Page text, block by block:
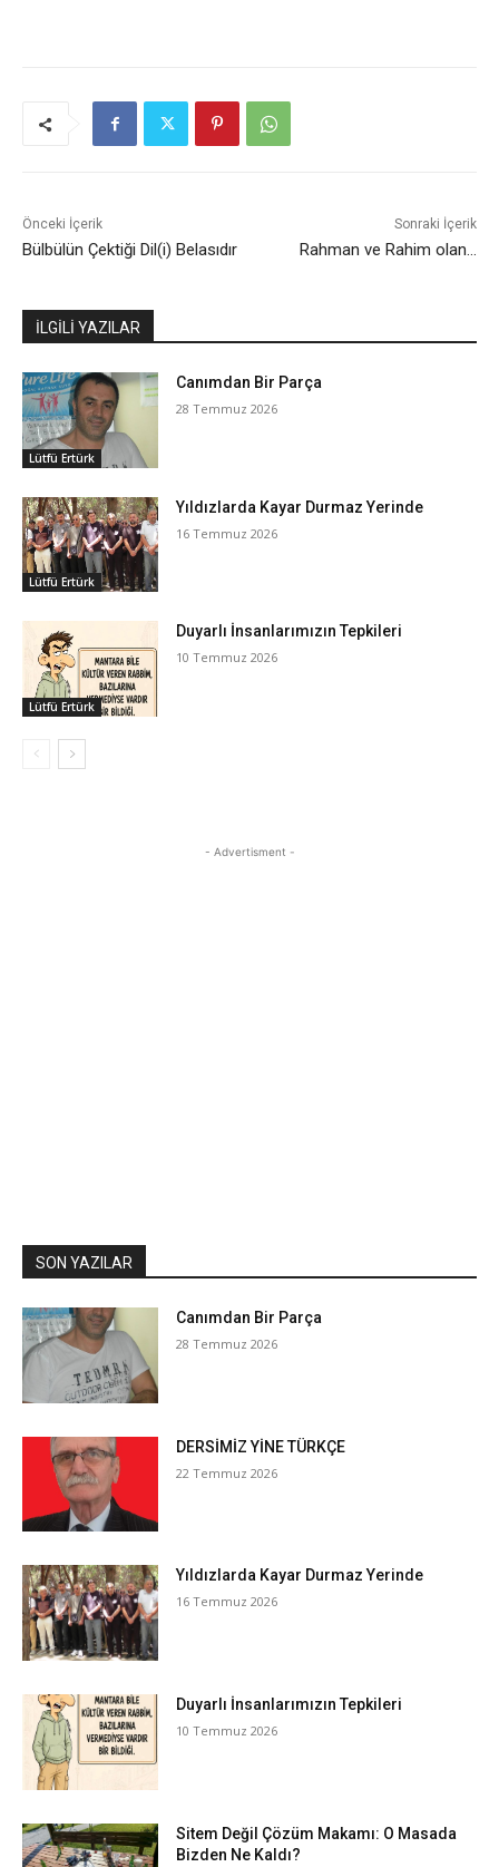
Önceki İçerik
Bülbülün Çektiği Dil(i) Belasıdır
Sonraki İçerik
Rahman ve Rahim olan…
İLGİLİ YAZILAR
Lütfü Ertürk
Canımdan Bir Parça
28 Temmuz 2026
Lütfü Ertürk
Yıldızlarda Kayar Durmaz Yerinde
16 Temmuz 2026
Lütfü Ertürk
Duyarlı İnsanlarımızın Tepkileri
10 Temmuz 2026
- Advertisment -
SON YAZILAR
Canımdan Bir Parça
28 Temmuz 2026
DERSİMİZ YİNE TÜRKÇE
22 Temmuz 2026
Yıldızlarda Kayar Durmaz Yerinde
16 Temmuz 2026
Duyarlı İnsanlarımızın Tepkileri
10 Temmuz 2026
Sitem Değil Çözüm Makamı: O Masada
Bizden Ne Kaldı?